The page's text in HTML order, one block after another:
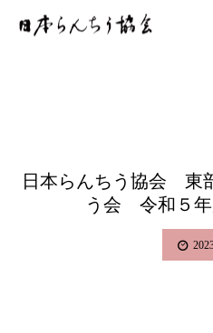
日本らんちう協会 東
う会 令和５